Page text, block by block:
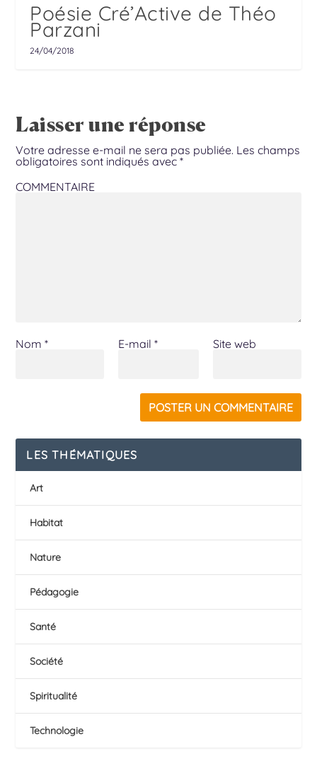
Poésie Cré’Active de Théo
Parzani
24/04/2018
Laisser une réponse
Votre adresse e-mail ne sera pas publiée. Les champs
obligatoires sont indiqués avec*
COMMENTAIRE
Nom* E-mail * Site web
LES THÉMATIQUES
Art
Habitat
Nature
Pédagogie
Santé
Société
Spiritualité
Technologie